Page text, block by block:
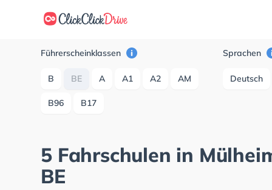
Führerscheinklassen
B BE A A1 A2 AM
B96 B17
Sprachen
Deutsch
5 Fahrschulen in
BE